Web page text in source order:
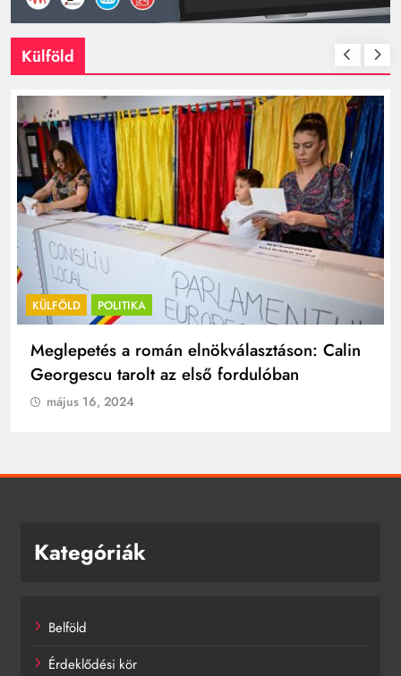
Külföld
KÜLFÖLD POLITIKA
Meglepetés a román elnökválasztáson: Calin
Georgescu tarolt az első fordulóban
május 16, 2024
Kategóriák
Belföld
Érdeklődési kör